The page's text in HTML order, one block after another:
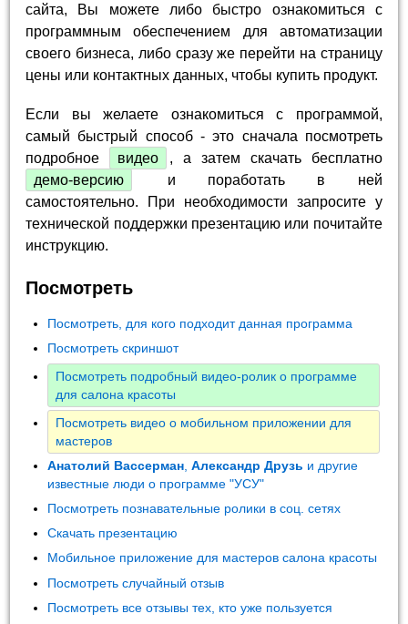
сайта, Вы можете либо быстро ознакомиться с
программным обеспечением для автоматизации
своего бизнеса, либо сразу же перейти на страницу
цены или контактных данных, чтобы купить продукт.
Если вы желаете ознакомиться с программой,
самый быстрый способ - это сначала посмотреть
подробное
видео
, а затем скачать бесплатно
демо-версию
и поработать в ней
самостоятельно. При необходимости запросите у
технической поддержки презентацию или почитайте
инструкцию.
Посмотреть
Посмотреть, для кого подходит данная программа
Посмотреть скриншот
Посмотреть подробный видео-ролик о программе
для салона красоты
Посмотреть видео о мобильном приложении для
мастеров
Анатолий Вассерман ,Александр Друзь и другие
известные люди о программе "УСУ"
Посмотреть познавательные ролики в соц. сетях
Скачать презентацию
Мобильное приложение для мастеров салона красоты
Посмотреть случайный отзыв
Посмотреть все отзывы тех, кто уже пользуется